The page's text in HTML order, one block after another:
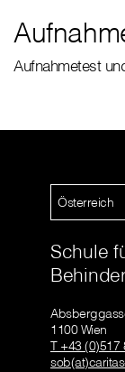
Aufnahmetest
Österreich
Schule
1100 Wien
T +43 (0)517